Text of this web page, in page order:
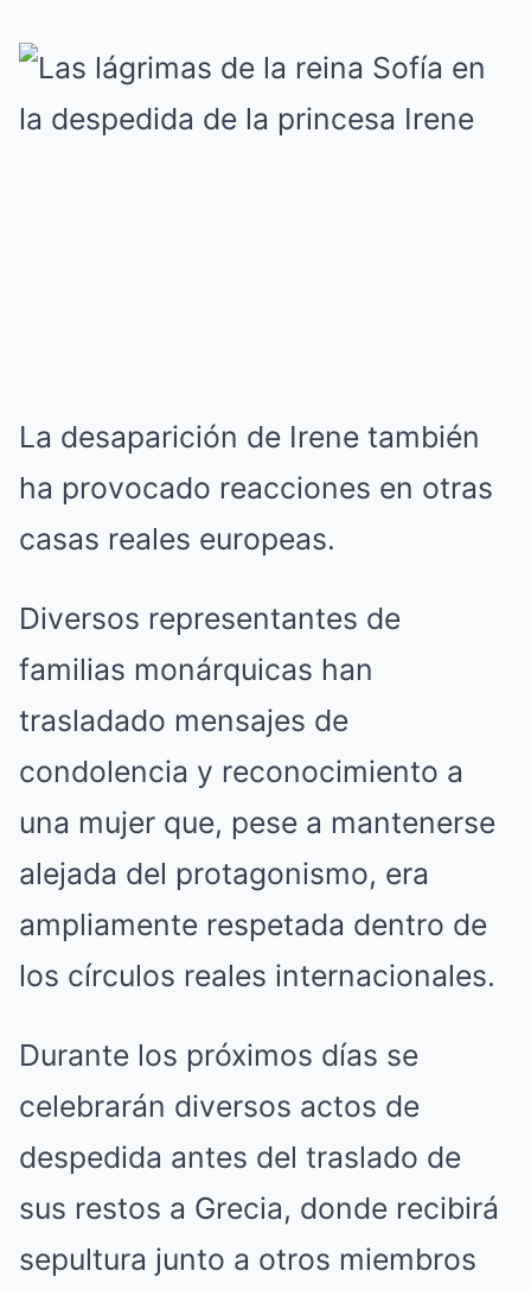
La desaparición de Irene también
ha provocado reacciones en otras
casas reales europeas.
Diversos representantes de
familias monárquicas han
trasladado mensajes de
condolencia y reconocimiento a
una mujer que, pese a mantenerse
alejada del protagonismo, era
ampliamente respetada dentro de
los círculos reales internacionales.
Durante los próximos días se
celebrarán diversos actos de
despedida antes del traslado de
sus restos a Grecia, donde recibirá
sepultura junto a otros miembros